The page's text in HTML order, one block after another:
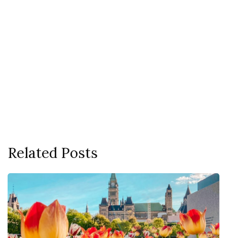
Related Posts